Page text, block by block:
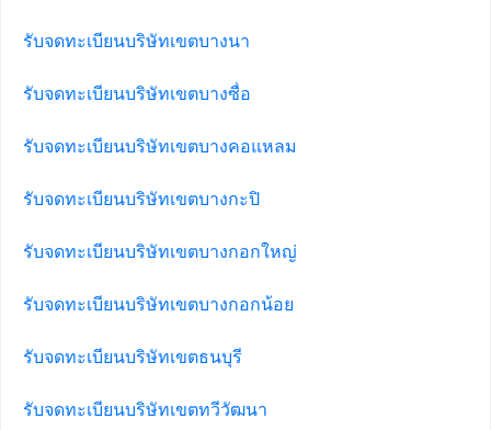
รับจดทะเบียนบริษัทเขตบางนา
รับจดทะเบียนบริษัทเขตบางซื่อ
รับจดทะเบียนบริษัทเขตบางคอแหลม
รับจดทะเบียนบริษัทเขตบางกะปิ
รับจดทะเบียนบริษัทเขตบางกอกใหญ่
รับจดทะเบียนบริษัทเขตบางกอกน้อย
รับจดทะเบียนบริษัทเขตธนบุรี
รับจดทะเบียนบริษัทเขตทวีวัฒนา